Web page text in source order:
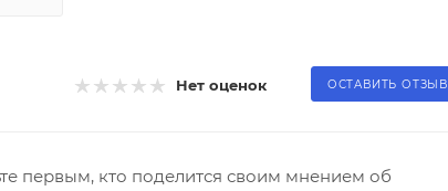
Нет оценок ОСТАВИТЬ ОТЗЫВ
первым, кто поделится своим мнением об